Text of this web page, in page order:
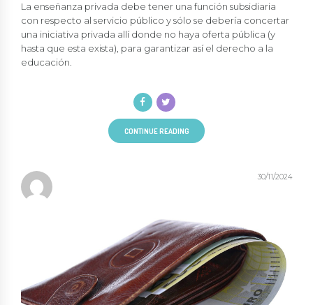
La enseñanza privada debe tener una función subsidiaria
con respecto al servicio público y sólo se debería concertar
una iniciativa privada allí donde no haya oferta pública (y
hasta que esta exista), para garantizar así el derecho a la
educación.
CONTINUE READING
30/11/2024